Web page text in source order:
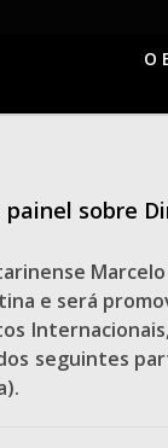
O
sobre
e será
seguintes